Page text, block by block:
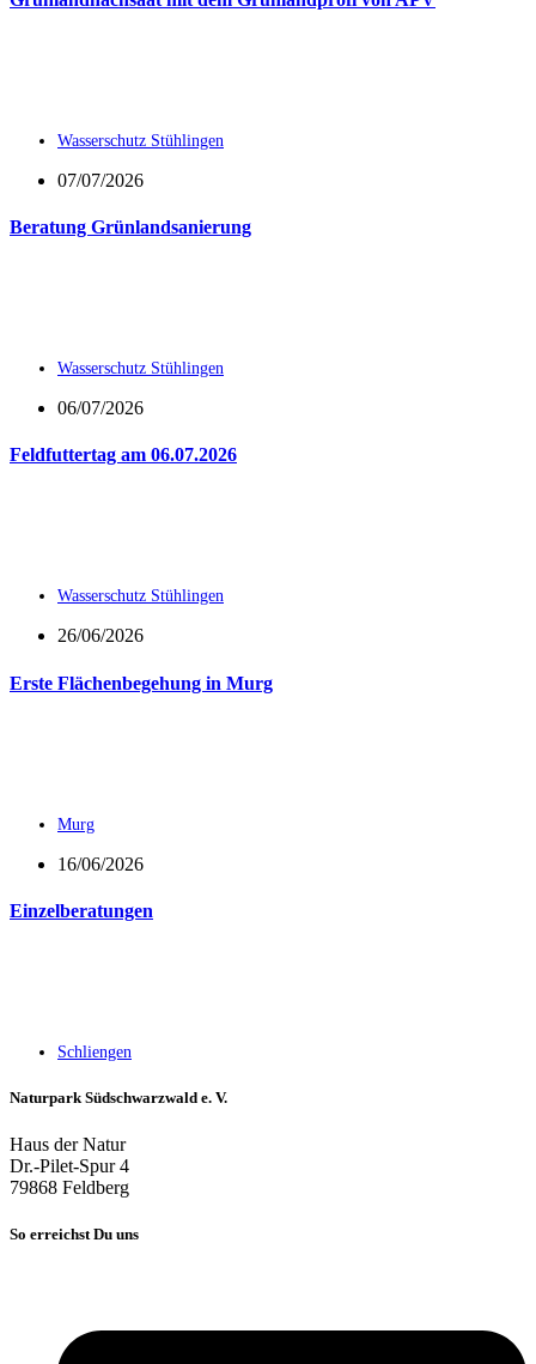
Wasserschutz Stühlingen
07/07/2026
Beratung Grünlandsanierung
Wasserschutz Stühlingen
06/07/2026
Feldfuttertag am 06.07.2026
Wasserschutz Stühlingen
26/06/2026
Erste Flächenbegehung in Murg
Murg
16/06/2026
Einzelberatungen
Schliengen
Naturpark Südschwarzwald e. V.
Haus der Natur
Dr.-Pilet-Spur 4
79868 Feldberg
So erreichst Du uns